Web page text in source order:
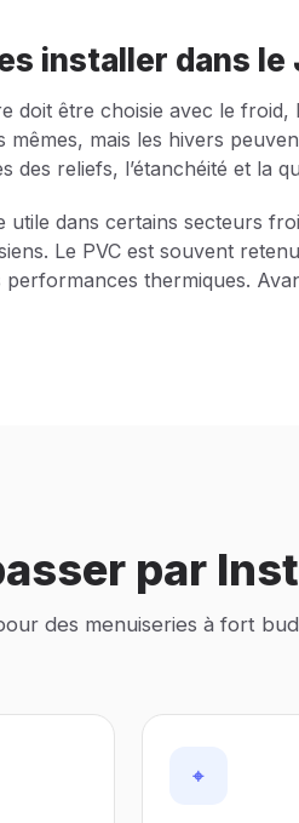
installer dans le
doit être choisie avec le froid,
mêmes, mais les hivers
des reliefs, l’étanchéité et la
utile dans certains secteurs
Le PVC est souvent
thermiques.
par
des menuiseries à fort
⌖